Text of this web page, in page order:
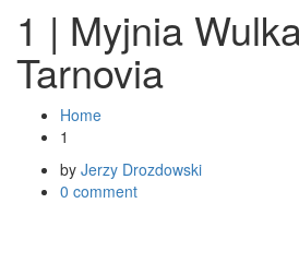
1 | Myjnia
Tarnovia
Home
1
by Jerzy Drozdowski
0 comment